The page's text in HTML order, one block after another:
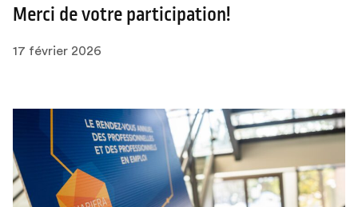
Merci de votre participation!
17 février 2026